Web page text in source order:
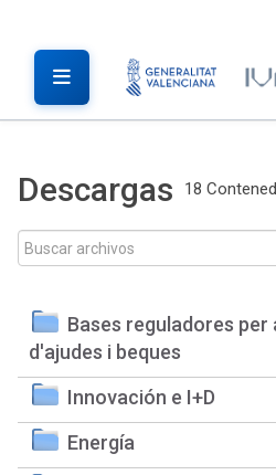
Descargas 18
Bases reguladores per
d'ajudes i beques
Innovación e I+D
Energía